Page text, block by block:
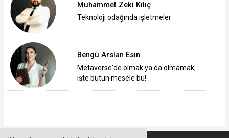
Muhammet Zeki Kılıç
Teknoloji odağında işletmeler
Bengü Arslan Esin
Metaverse'de olmak ya da olmamak;
işte bütün mesele bu!